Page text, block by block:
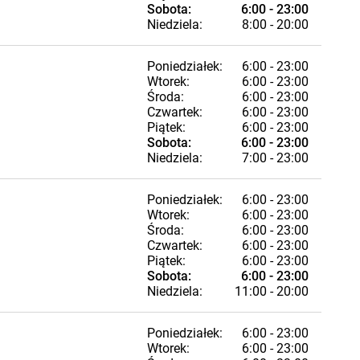
Sobota:
6:00 - 23:00
Niedziela:
8:00 - 20:00
Poniedziałek:
6:00 - 23:00
Wtorek:
6:00 - 23:00
Środa:
6:00 - 23:00
Czwartek:
6:00 - 23:00
Piątek:
6:00 - 23:00
Sobota:
6:00 - 23:00
Niedziela:
7:00 - 23:00
Poniedziałek:
6:00 - 23:00
Wtorek:
6:00 - 23:00
Środa:
6:00 - 23:00
Czwartek:
6:00 - 23:00
Piątek:
6:00 - 23:00
Sobota:
6:00 - 23:00
Niedziela:
11:00 - 20:00
Poniedziałek:
6:00 - 23:00
Wtorek:
6:00 - 23:00